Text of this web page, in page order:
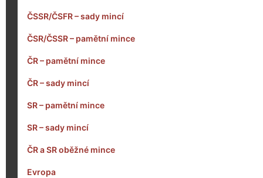
ČSSR/ČSFR – sady mincí
ČSR/ČSSR – pamětní mince
ČR – pamětní mince
ČR – sady mincí
SR – pamětní mince
SR – sady mincí
ČR a SR oběžné mince
Evropa